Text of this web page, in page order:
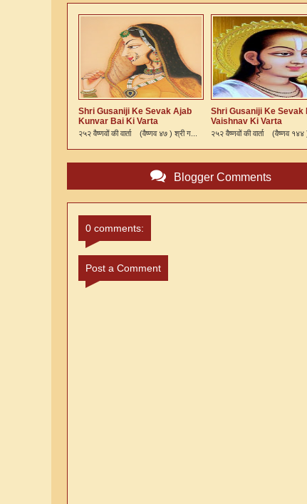
Shri Gusaniji Ke Sevak Ajab
Kunvar Bai Ki Varta
२५२ वैष्णवों की वार्ता (वैष्णव ४७ ) श्री ग...
Shri Gusaniji Ke Sevak
Vaishnav Ki Varta
२५२ वैष्णवों की वार्ता (वैष्णव १४४ )
Blogger Comments
0 comments:
Post a Comment